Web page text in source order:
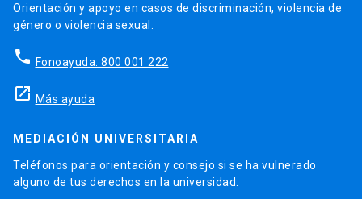
Orientación y apoyo en casos de discriminación, violencia de
género o violencia sexual.
phone Fonoayuda: 800 001 222
launch Más ayuda
MEDIACIÓN UNIVERSITARIA
Teléfonos para orientación y consejo si se ha vulnerado
alguno de tus derechos en la universidad.